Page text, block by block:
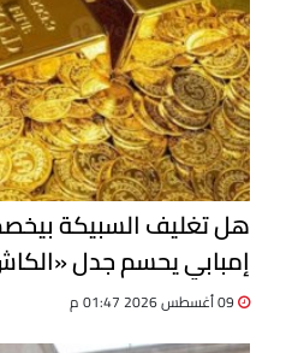
هل تغليف السبيكة
إمبابي يحسم جدل